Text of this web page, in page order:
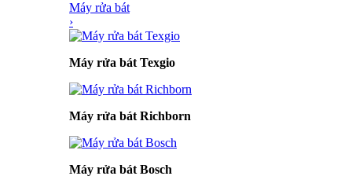
Máy rửa bát
›
Máy rửa bát Texgio
Máy rửa bát Richborn
Máy rửa bát Bosch